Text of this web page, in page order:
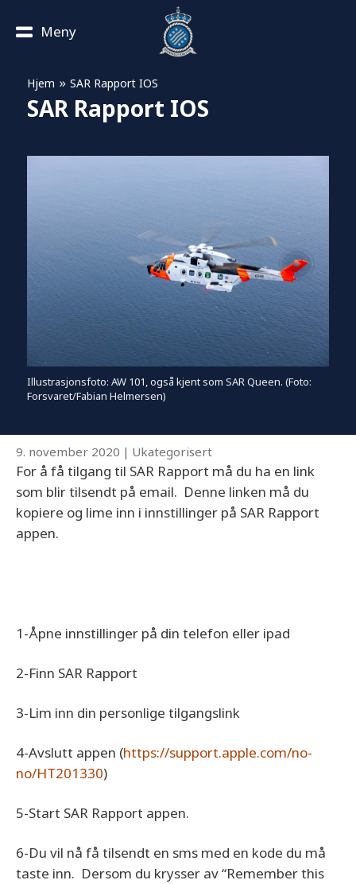
Meny
Hjem » SAR Rapport IOS
SAR Rapport IOS
Illustrasjonsfoto: AW 101, også kjent som SAR Queen. (Foto:
Forsvaret/Fabian Helmersen)
9. november 2020 | Ukategorisert
For å få tilgang til SAR Rapport må du ha en link
som blir tilsendt på email. Denne linken må du
kopiere og lime inn i innstillinger på SAR Rapport
appen.
1-Åpne innstillinger på din telefon eller ipad
2-Finn SAR Rapport
3-Lim inn din personlige tilgangslink
4-Avslutt appen (https://support.apple.com/no-
no/HT201330)
5-Start SAR Rapport appen.
6-Du vil nå få tilsendt en sms med en kode du må
taste inn. Dersom du krysser av “Remember this